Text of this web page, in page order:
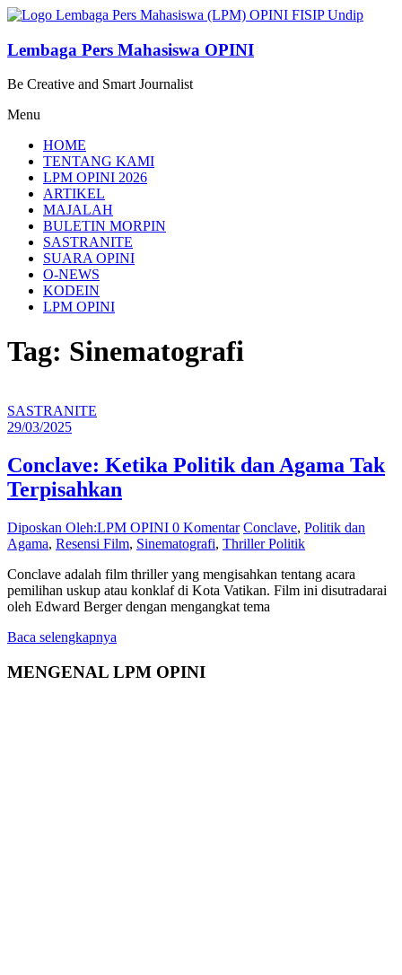
Lompat
konten
Lembaga Pers Mahasiswa OPINI
Be Creative and Smart Journalist
Menu
HOME
TENTANG KAMI
LPM OPINI 2026
ARTIKEL
MAJALAH
BULETIN MORPIN
SASTRANITE
SUARA OPINI
O-NEWS
KODEIN
LPM OPINI
Tag: Sinematografi
SASTRANITE
29/03/2025
Conclave: Ketika Politik dan Agama Tak
Terpisahkan
Diposkan Oleh:LPM OPINI 0 Komentar Conclave, Politik dan
Agama, Resensi Film, Sinematografi, Thriller Politik
Conclave adalah film thriller yang mengisahkan tentang acara
pemilihan uskup atau konklaf di Kota Vatikan. Film ini disutradarai
oleh Edward Berger dengan mengangkat tema
Baca selengkapnya
MENGENAL LPM OPINI